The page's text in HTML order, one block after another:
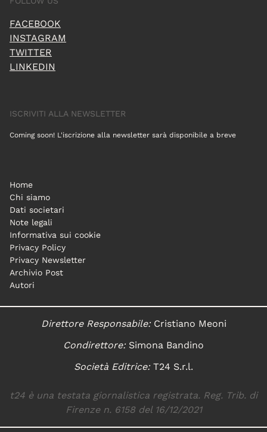
FACEBOOK
INSTAGRAM
TWITTER
LINKEDIN
ISCRIVITI ALLA NEWSLETTER
Coming soon! L'iscrizione alla newsletter sarà disponibile a breve
Home
Chi siamo
Dati societari
Note legali
Informativa sui cookie
Privacy Policy
Privacy Newsletter
Archivio Post
Autori
Direttore Responsabile:Cristiano Meoni
Condirettore:Simona Bandino
Società Editrice:T24 S.r.l.
t24 è una testata giornalistica registrata. Reg. Trib. di
Firenze n. 6158 del 16/12/2021